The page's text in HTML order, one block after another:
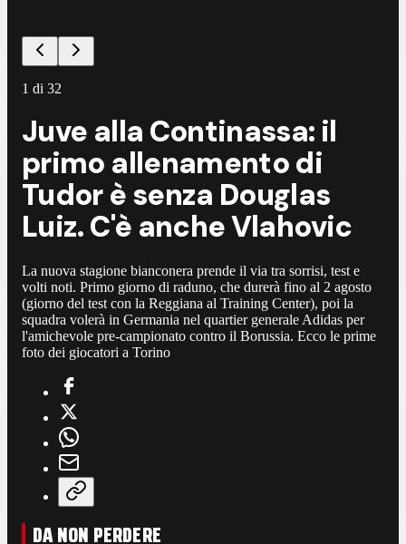
1 di 32
Juve alla Continassa: il
primo allenamento di
Tudor è senza Douglas
Luiz. C'è anche Vlahovic
La nuova stagione bianconera prende il via tra sorrisi, test e
volti noti. Primo giorno di raduno, che durerà fino al 2 agosto
(giorno del test con la Reggiana al Training Center), poi la
squadra volerà in Germania nel quartier generale Adidas per
l'amichevole pre-campionato contro il Borussia. Ecco le prime
foto dei giocatori a Torino
DA NON PERDERE